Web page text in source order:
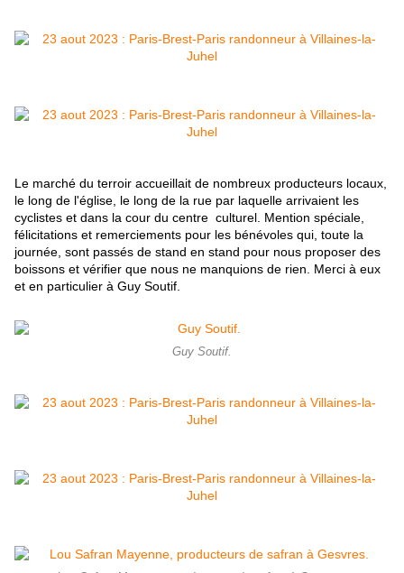
Le marché du terroir accueillait de nombreux producteurs locaux,
le long de l'église, le long de la rue par laquelle arrivaient les
cyclistes et dans la cour du centre culturel. Mention spéciale,
félicitations et remerciements pour les bénévoles qui, toute la
journée, sont passés de stand en stand pour nous proposer des
boissons et vérifier que nous ne manquions de rien. Merci à eux
et en particulier à Guy Soutif.
Guy Soutif.